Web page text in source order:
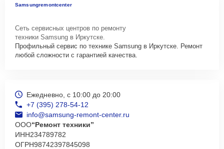
Samsungremontcenter
Сеть сервисных центров по ремонту
техники Samsung в Иркутске.
Профильный сервис по технике Samsung в Иркутске. Ремонт
любой сложности с гарантией качества.
Ежедневно, с 10:00 до 20:00
+7 (395) 278-54-12
info@samsung-remont-center.ru
ООО“Ремонт техники”
ИНН234789782
ОГРН98742397845098